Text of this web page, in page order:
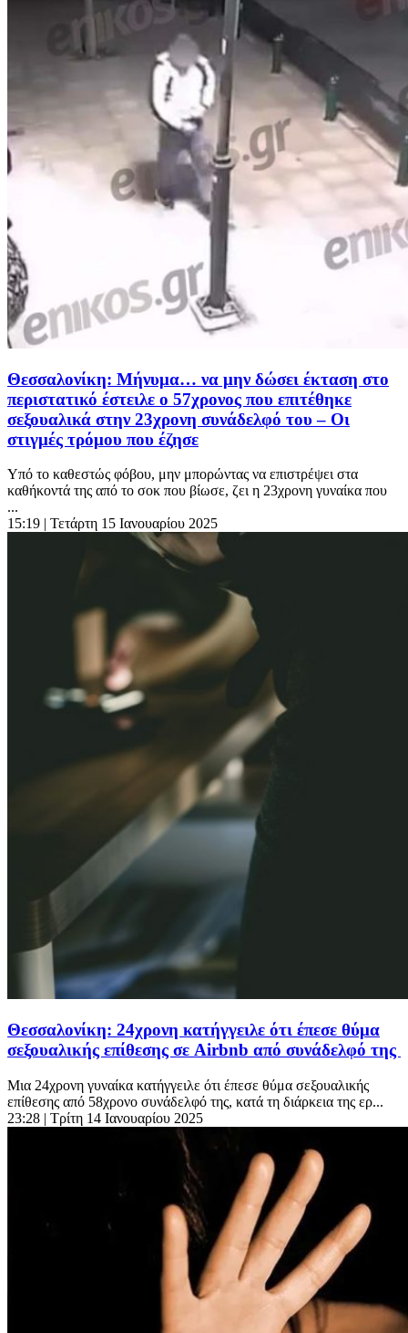
Θεσσαλονίκη: Μήνυμα… να μην δώσει έκταση στο
περιστατικό έστειλε ο 57χρονος που επιτέθηκε
σεξουαλικά στην 23χρονη συνάδελφό του – Οι
στιγμές τρόμου που έζησε
Υπό το καθεστώς φόβου, μην μπορώντας να επιστρέψει στα
καθήκοντά της από το σοκ που βίωσε, ζει η 23χρονη γυναίκα που
...
15:19 | Τετάρτη 15 Ιανουαρίου 2025
Θεσσαλονίκη: 24χρονη κατήγγειλε ότι έπεσε θύμα
σεξουαλικής επίθεσης σε Airbnb από συνάδελφό της
Μια 24χρονη γυναίκα κατήγγειλε ότι έπεσε θύμα σεξουαλικής
επίθεσης από 58χρονο συνάδελφό της, κατά τη διάρκεια της ερ...
23:28 | Τρίτη 14 Ιανουαρίου 2025